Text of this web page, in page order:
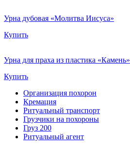
Урна дубовая «Молитва Иисуса»
Купить
Урна для праха из пластика «Камень»
Купить
Организация похорон
Кремация
Ритуальный транспорт
Грузчики на похороны
Груз 200
Ритуальный агент